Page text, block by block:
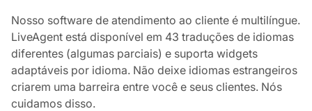
Nosso software de atendimento ao cliente é multilíngue.
LiveAgent está disponível em 43 traduções de idiomas
diferentes (algumas parciais) e suporta widgets
adaptáveis por idioma. Não deixe idiomas estrangeiros
criarem uma barreira entre você e seus clientes. Nós
cuidamos disso.